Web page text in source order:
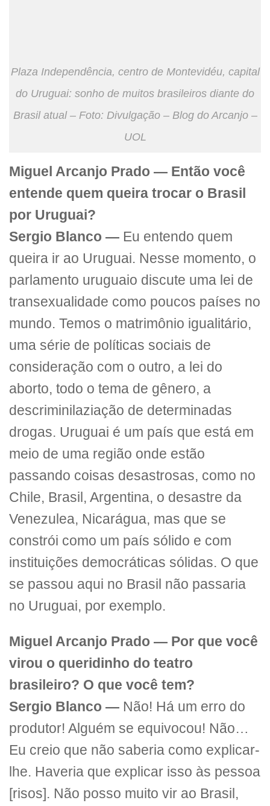
Plaza Independência, centro de Montevidéu, capital
do Uruguai: sonho de muitos brasileiros diante do
Brasil atual – Foto: Divulgação – Blog do Arcanjo –
UOL
Miguel Arcanjo Prado — Então você
entende quem queira trocar o Brasil
por Uruguai?
Sergio Blanco — Eu entendo quem
queira ir ao Uruguai. Nesse momento, o
parlamento uruguaio discute uma lei de
transexualidade como poucos países no
mundo. Temos o matrimônio igualitário,
uma série de políticas sociais de
consideração com o outro, a lei do
aborto, todo o tema de gênero, a
descriminilaziação de determinadas
drogas. Uruguai é um país que está em
meio de uma região onde estão
passando coisas desastrosas, como no
Chile, Brasil, Argentina, o desastre da
Venezulea, Nicarágua, mas que se
constrói como um país sólido e com
instituições democráticas sólidas. O que
se passou aqui no Brasil não passaria
no Uruguai, por exemplo.
Miguel Arcanjo Prado — Por que você
virou o queridinho do teatro
brasileiro? O que você tem?
Sergio Blanco — Não! Há um erro do
produtor! Alguém se equivocou! Não…
Eu creio que não saberia como explicar-
lhe. Haveria que explicar isso às pessoa
[risos]. Não posso muito vir ao Brasil,